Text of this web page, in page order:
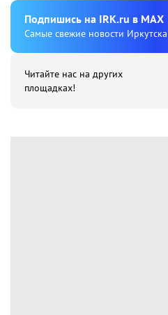
Подпишиcь на IRK.ru в MAX
Cамые свежие новости Иркутска
Читайте нас на других
площадках!